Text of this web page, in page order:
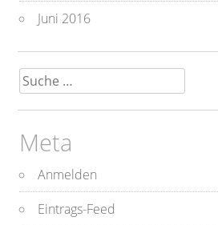
Juni 2016
Suche
nach:
Meta
Anmelden
Eintrags-Feed